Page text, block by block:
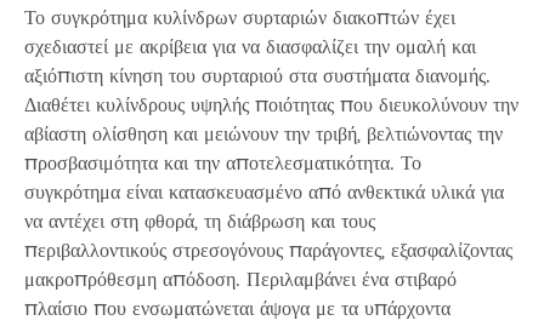
Το συγκρότημα κυλίνδρων συρταριών διακοπτών έχει
σχεδιαστεί με ακρίβεια για να διασφαλίζει την ομαλή και
αξιόπιστη κίνηση του συρταριού στα συστήματα διανομής.
Διαθέτει κυλίνδρους υψηλής ποιότητας που διευκολύνουν την
αβίαστη ολίσθηση και μειώνουν την τριβή, βελτιώνοντας την
προσβασιμότητα και την αποτελεσματικότητα. Το
συγκρότημα είναι κατασκευασμένο από ανθεκτικά υλικά για
να αντέχει στη φθορά, τη διάβρωση και τους
περιβαλλοντικούς στρεσογόνους παράγοντες, εξασφαλίζοντας
μακροπρόθεσμη απόδοση. Περιλαμβάνει ένα στιβαρό
πλαίσιο που ενσωματώνεται άψογα με τα υπάρχοντα